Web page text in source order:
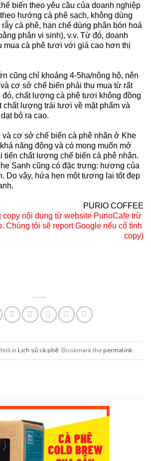
biến theo yêu cầu của doanh nghiệp
hướng cà phê sạch, không dùng
cà phê, hạn chế dùng phân bón hoá
phân vi sinh), v.v. Từ đó, doanh
mua cà phê tươi với giá cao hơn thị
cũng chỉ khoảng 4-5ha/nông hộ, nên
cơ sở chế biến phải thu mua từ rất
đó, chất lượng cà phê tươi không đồng
chất lượng trái tươi về mặt phẩm và
bỏ ra cao.
và cơ sở chế biến cà phê nhân ở Khe
năng động và có mong muốn mở
tiến chất lượng chế biến cà phê nhân.
Sanh cũng có đặc trưng: hương của
Do vậy, hứa hẹn một tương lai tốt đẹp
PURIO COFFEE
copy nội dung từ website PurioCafe trừ
Chúng tôi sẽ report Google nếu cố tình
copy)
in Lịch sử cà phê. Bookmark the permalink.